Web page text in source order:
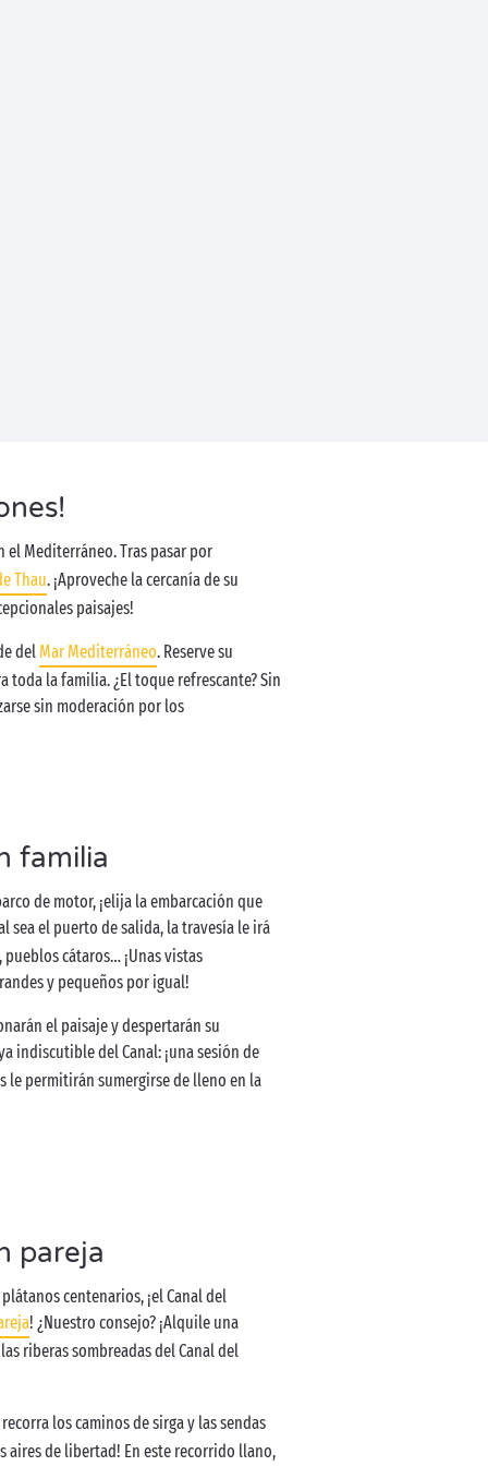
el Mediterráneo. Tras pasar por
Thau. ¡Aproveche la cercanía de su
paisajes!
del Mar Mediterráneo. Reserve su
toda la familia. ¿El toque refrescante? Sin
sin moderación por los
familia
de motor, ¡elija la embarcación que
sea el puerto de salida, la travesía le irá
cátaros… ¡Unas vistas
y pequeños por igual!
el paisaje y despertarán su
indiscutible del Canal: ¡una sesión de
le permitirán sumergirse de lleno en la
pareja
centenarios, ¡el Canal del
! ¿Nuestro consejo? ¡Alquile una
riberas sombreadas del Canal del
los caminos de sirga y las sendas
aires de libertad! En este recorrido llano,